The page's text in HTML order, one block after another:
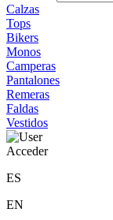
Calzas
Tops
Bikers
Monos
Camperas
Pantalones
Remeras
Faldas
Vestidos
Acceder
ES
EN